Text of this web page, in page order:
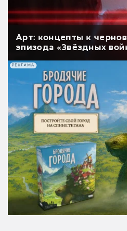
Арт: концепты к
эпизода «Звёздных
РЕКЛАМА